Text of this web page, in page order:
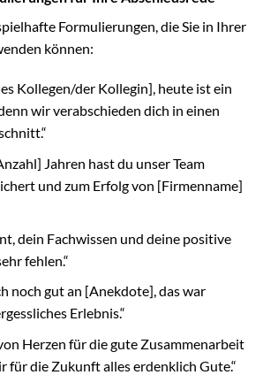
Formulierungen, die Sie in Ihrer
können:
Kollegen/der Kollegin], heute ist ein
wir verabschieden dich in einen
Jahren hast du unser Team
und zum Erfolg von [Firmenname]
dein Fachwissen und deine positive
fehlen.“
noch gut an [Anekdote], das war
Erlebnis.“
Herzen für die gute Zusammenarbeit
für die Zukunft alles erdenklich Gute.“